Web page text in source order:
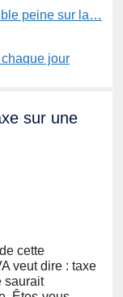
peine sur la…
jour
sur une
cette
veut dire : taxe
saurait